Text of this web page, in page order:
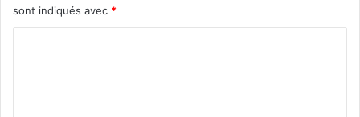
sont indiqués avec *